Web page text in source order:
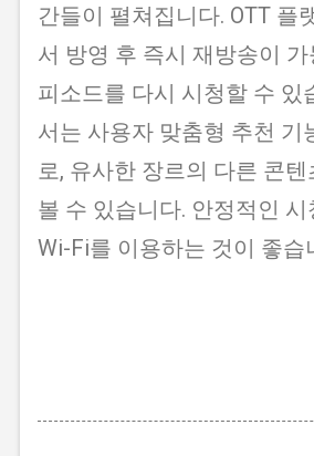
간들이 펼쳐집니다. OTT 플
서 방영 후 즉시 재방송이 가
피소드를 다시 시청할 수 있
서는 사용자 맞춤형 추천 기
로, 유사한 장르의 다른 콘
볼 수 있습니다. 안정적인 시
Wi-Fi를 이용하는 것이 좋습